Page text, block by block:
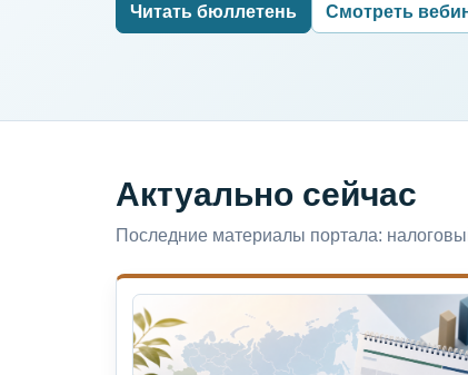
Читать бюллетень Смотреть
Актуально сейчас
Последние материалы портала: